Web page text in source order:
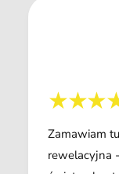
Zamawiam
rewelacyjna